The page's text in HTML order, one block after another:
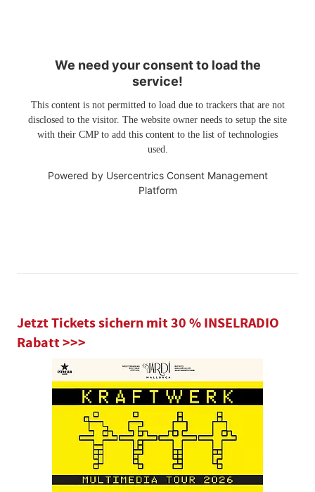
We need your consent to load the
service!
This content is not permitted to load due to trackers that are not
disclosed to the visitor. The website owner needs to setup the site
with their CMP to add this content to the list of technologies
used.
Powered by Usercentrics Consent Management
Platform
Jetzt Tickets sichern mit 30 % INSELRADIO
Rabatt >>>